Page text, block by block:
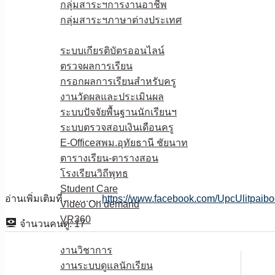
กลุ่มสาระฯการงานอาชีพ
กลุ่มสาระฯภาษาต่างประเทศ
ระบบเกียรติบัตรออนไลน์
ตรวจผลการเรียน
กรอกผลการเรียนสำหรับครู
งานวัดผลและประเมินผล
ระบบปัจจัยพื้นฐานนักเรียนฯ
ระบบตรวจสอบเงินเดือนครู
E-Officeสพม.อุทัยธานี ชัยนาท
ตารางเรียน-ตารางสอน
โรงเรียนวิถีพุทธ
Student Care
Video On demand
VR360
ดาวน์โหลด
งานวิชาการ
งานระบบดูแลนักเรียน
อ่านเพิ่มเติมที่………… https://www.facebook.com/
จำนวนคนดู: 17